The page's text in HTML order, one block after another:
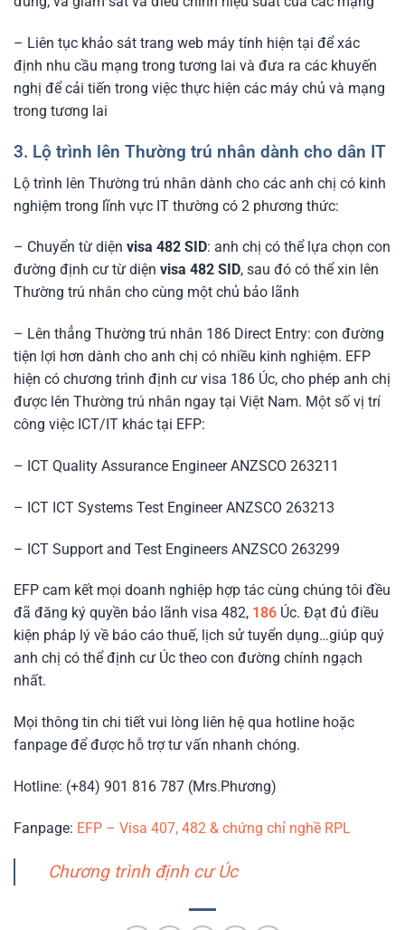
– Liên tục khảo sát trang web máy tính hiện tại để xác
định nhu cầu mạng trong tương lai và đưa ra các khuyến
nghị để cải tiến trong việc thực hiện các máy chủ và mạng
trong tương lai
3. Lộ trình lên Thường trú nhân dành cho dân IT
Lộ trình lên Thường trú nhân dành cho các anh chị có kinh
nghiệm trong lĩnh vực IT thường có 2 phương thức:
– Chuyển từ diện visa 482 SID: anh chị có thể lựa chọn con
đường định cư từ diện visa 482 SID, sau đó có thể xin lên
Thường trú nhân cho cùng một chủ bảo lãnh
– Lên thẳng Thường trú nhân 186 Direct Entry: con đường
tiện lợi hơn dành cho anh chị có nhiều kinh nghiệm. EFP
hiện có chương trình định cư visa 186 Úc, cho phép anh chị
được lên Thường trú nhân ngay tại Việt Nam. Một số vị trí
công việc ICT/IT khác tại EFP:
– ICT Quality Assurance Engineer ANZSCO 263211
– ICT ICT Systems Test Engineer ANZSCO 263213
– ICT Support and Test Engineers ANZSCO 263299
EFP cam kết mọi doanh nghiệp hợp tác cùng chúng tôi đều
đã đăng ký quyền bảo lãnh visa 482, 186 Úc. Đạt đủ điều
kiện pháp lý về báo cáo thuế, lịch sử tuyển dụng…giúp quý
anh chị có thể định cư Úc theo con đường chính ngạch
nhất.
Mọi thông tin chi tiết vui lòng liên hệ qua hotline hoặc
fanpage để được hỗ trợ tư vấn nhanh chóng.
Hotline: (+84) 901 816 787 (Mrs.Phương)
Fanpage: EFP – Visa 407, 482 & chứng chỉ nghề RPL
Chương trình định cư Úc